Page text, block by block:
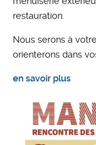
restauration.
Nous serons à
orienterons dans
en savoir plus